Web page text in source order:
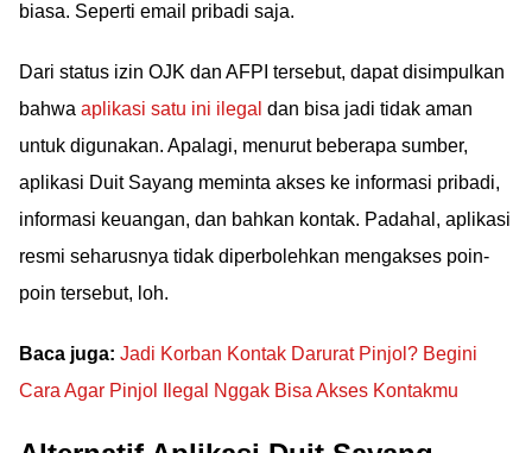
biasa. Seperti email pribadi saja.
Dari status izin OJK dan AFPI tersebut, dapat disimpulkan
bahwa aplikasi satu ini ilegal dan bisa jadi tidak aman
untuk digunakan. Apalagi, menurut beberapa sumber,
aplikasi Duit Sayang meminta akses ke informasi pribadi,
informasi keuangan, dan bahkan kontak. Padahal, aplikasi
resmi seharusnya tidak diperbolehkan mengakses poin-
poin tersebut, loh.
Baca juga: Jadi Korban Kontak Darurat Pinjol? Begini
Cara Agar Pinjol Ilegal Nggak Bisa Akses Kontakmu